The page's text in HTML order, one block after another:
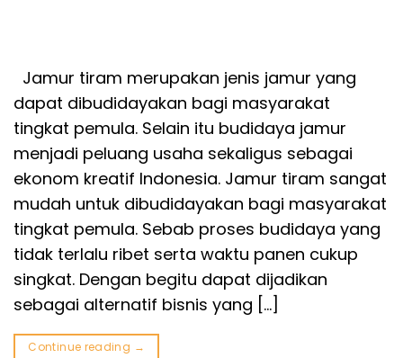
Jamur tiram merupakan jenis jamur yang
dapat dibudidayakan bagi masyarakat
tingkat pemula. Selain itu budidaya jamur
menjadi peluang usaha sekaligus sebagai
ekonom kreatif Indonesia. Jamur tiram sangat
mudah untuk dibudidayakan bagi masyarakat
tingkat pemula. Sebab proses budidaya yang
tidak terlalu ribet serta waktu panen cukup
singkat. Dengan begitu dapat dijadikan
sebagai alternatif bisnis yang […]
Continue reading →